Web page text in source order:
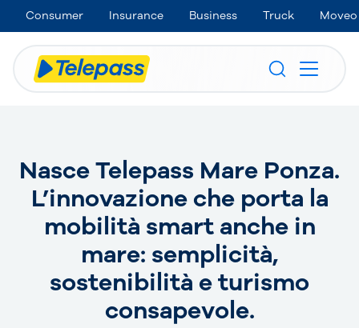
Consumer Insurance Business Truck Moveo
Nasce Telepass Mare Ponza.
L’innovazione che porta la
mobilità smart anche in
mare: semplicità,
sostenibilità e turismo
consapevole.